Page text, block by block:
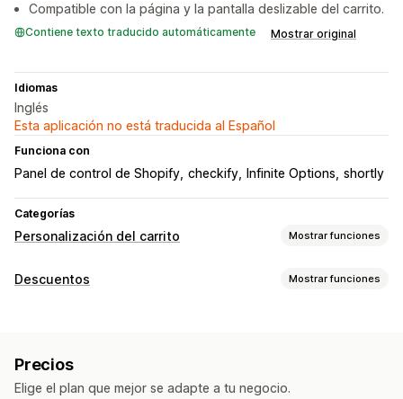
Compatible con la página y la pantalla deslizable del carrito.
Contiene texto traducido automáticamente Mostrar original
Idiomas
Inglés
Esta aplicación no está traducida al Español
Funciona con
Panel de control de Shopify checkify Infinite Options shortly
Categorías
Personalización del carrito Mostrar funciones
Visualización de carrito
Hacer una venta adicional
Envío gratis
Barra de envío
Descuentos Mostrar funciones
Descuentos globales
Envío gratis
Descuentos en el carrito
Precios
Elige el plan que mejor se adapte a tu negocio.